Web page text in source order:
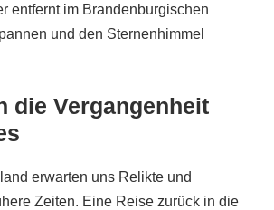
entfernt im Brandenburgischen
und den Sternenhimmel
die Vergangenheit
erwarten uns Relikte und
Zeiten. Eine Reise zurück in die